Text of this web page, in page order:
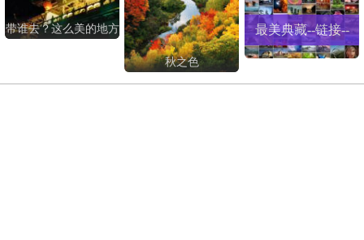
秋之色
带谁去？这么美的地方 最美典藏--链接--